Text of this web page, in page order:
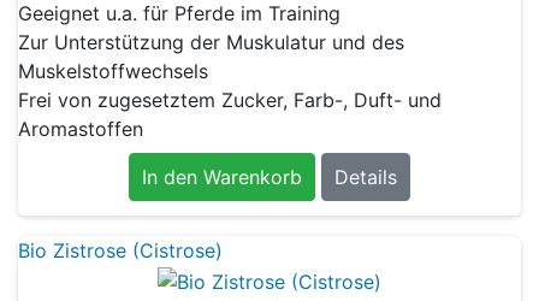
Geeignet u.a. für Pferde im Training
Zur Unterstützung der Muskulatur und des
Muskelstoffwechsels
Frei von zugesetztem Zucker, Farb-, Duft- und
Aromastoffen
In den Warenkorb
Details
Bio Zistrose (Cistrose)